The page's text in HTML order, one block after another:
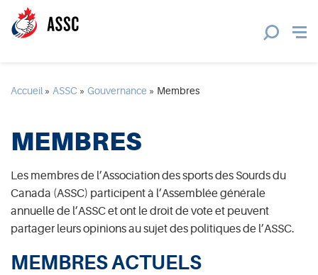
Accueil » ASSC » Gouvernance » Membres
MEMBRES
Les membres de l’Association des sports des Sourds du
Canada (ASSC) participent à l’Assemblée générale
annuelle de l’ASSC et ont le droit de vote et peuvent
partager leurs opinions au sujet des politiques de l’ASSC.
MEMBRES ACTUELS